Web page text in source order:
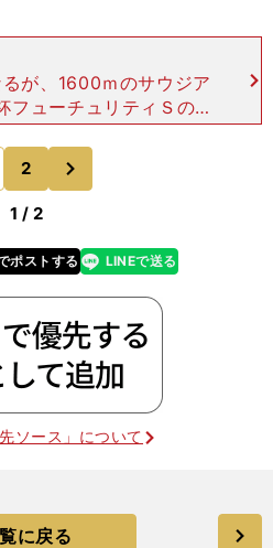
が、1600ｍのサウジア
フューチュリティＳのパ
たため、距離短縮は間違
ライの代表産駒の１頭で
ャス
2
1 / 2
ポストする
line LINEで送る
ソース」について
に戻る